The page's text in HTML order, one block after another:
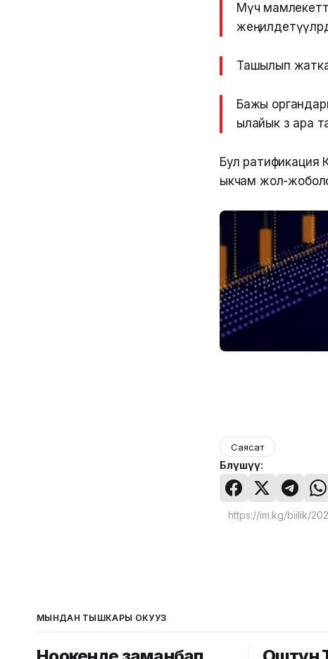
Мүчө
Ташылып
Бажы
ылайык өз ара
Бул ратификация
ыкчам жол-
Саясат
Бөлүшүү:
МЫНДАН ТЫШКАРЫ ОКУҢУЗ